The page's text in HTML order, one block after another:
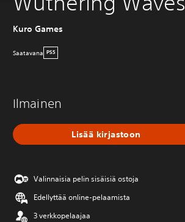
Kuro Games
Saatavana PS5
Ilmainen
Lisää kirjastoon
Valinnaisia pelin sisäisiä ostoja
Edellyttää online-pelaamista
3 verkkopelaajaa